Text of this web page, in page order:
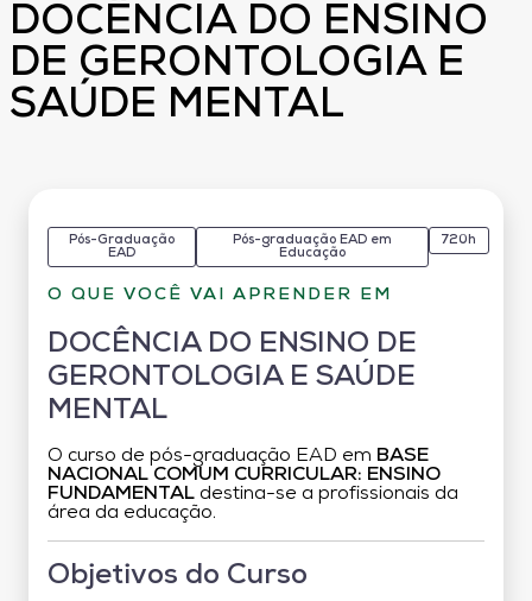
DOCÊNCIA DO ENSINO
DE GERONTOLOGIA E
SAÚDE MENTAL
Pós-Graduação
EAD
Pós-graduação EAD em
Educação
720h
O QUE VOCÊ VAI APRENDER EM
DOCÊNCIA DO ENSINO DE
GERONTOLOGIA E SAÚDE
MENTAL
O curso de pós-graduação EAD em BASE
NACIONAL COMUM CURRICULAR: ENSINO
FUNDAMENTAL destina-se a profissionais da
área da educação.
Objetivos do Curso